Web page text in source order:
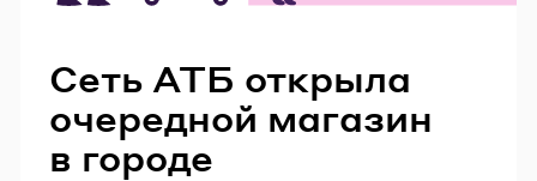
Сеть АТБ открыла
очередной магазин
в городе